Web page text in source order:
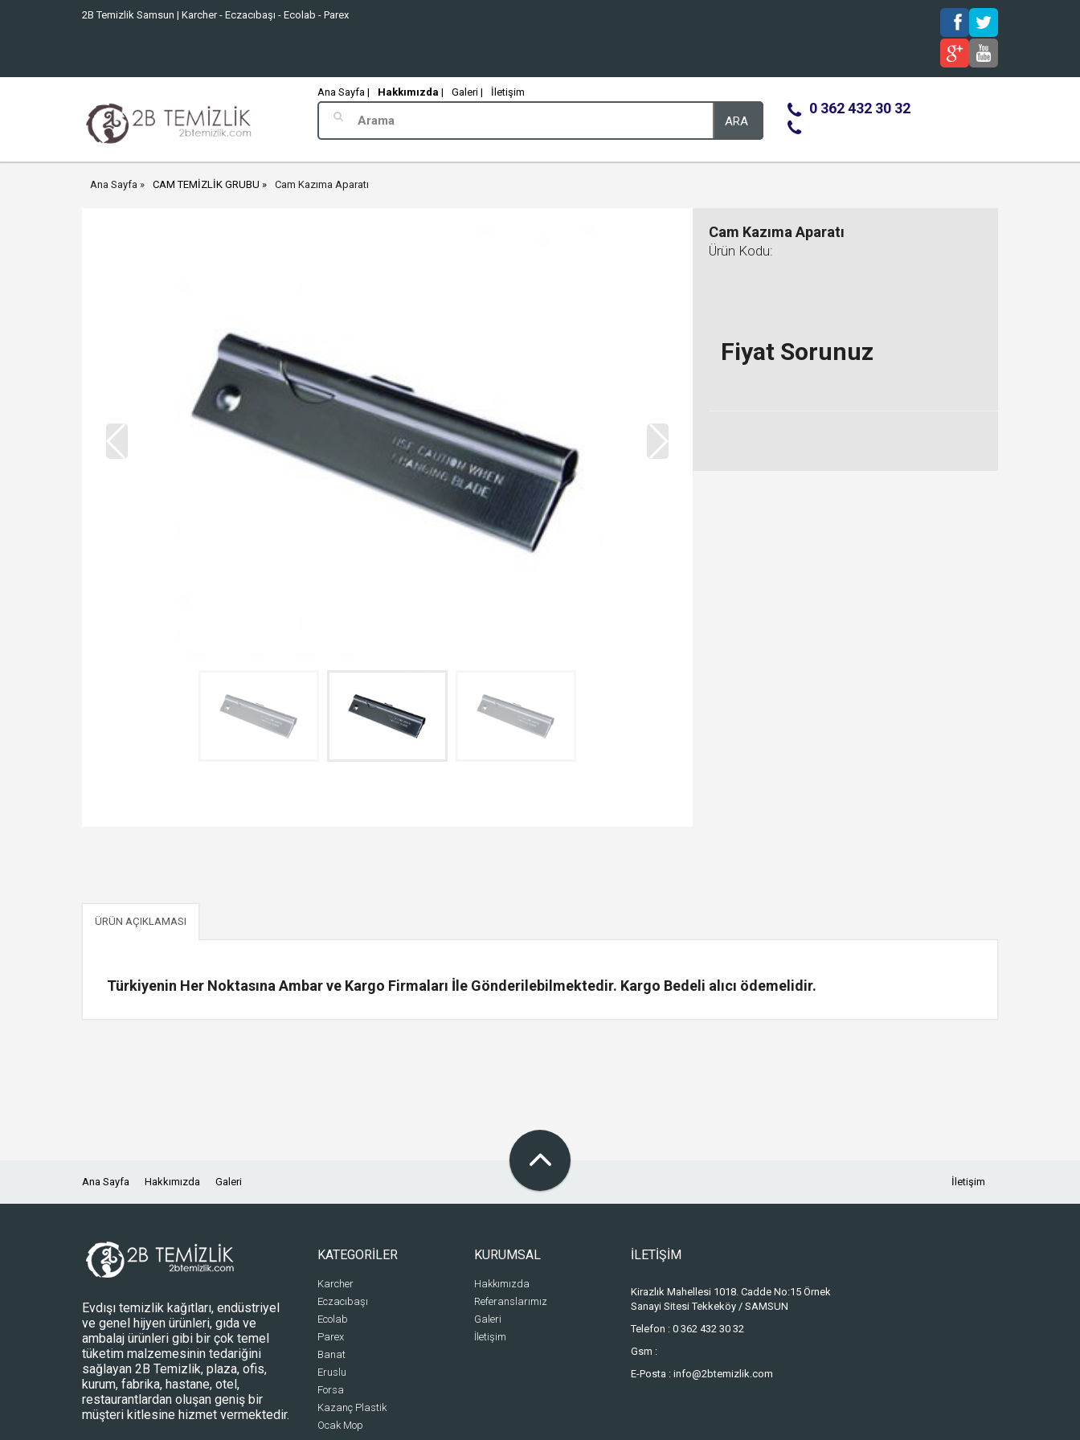
2B Temizlik Samsun | Karcher - Eczacıbaşı - Ecolab - Parex
Ana Sayfa | Hakkımızda | Galeri | İletişim
ARA
0 362 432 30 32
Ana Sayfa CAM TEMİZLİK GRUBU Cam Kazıma Aparatı
Cam Kazıma Aparatı
Ürün Kodu:
Fiyat Sorunuz
ÜRÜN AÇIKLAMASI
Türkiyenin Her Noktasına Ambar ve Kargo Firmaları İle Gönderilebilmektedir. Kargo Bedeli alıcı ödemelidir.
Ana Sayfa Hakkımızda Galeri İletişim
Evdışı temizlik kağıtları, endüstriyel
ve genel hijyen ürünleri, gıda ve
ambalaj ürünleri gibi bir çok temel
tüketim malzemesinin tedariğini
sağlayan 2B Temizlik, plaza, ofis,
kurum, fabrika, hastane, otel,
restaurantlardan oluşan geniş bir
müşteri kitlesine hizmet vermektedir.
KATEGORİLER
Karcher
Eczacıbaşı
Ecolab
Parex
Banat
Eruslu
Forsa
Kazanç Plastik
Ocak Mop
KURUMSAL
Hakkımızda
Referanslarımız
Galeri
İletişim
İLETİŞİM
Kirazlık Mahellesi 1018. Cadde No:15 Örnek
Sanayi Sitesi Tekkeköy / SAMSUN
Telefon : 0 362 432 30 32
Gsm :
E-Posta : info@2btemizlik.com